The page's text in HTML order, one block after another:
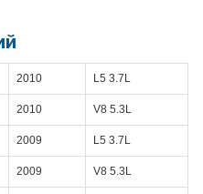
2010 L5 3.7L
2010 V8 5.3L
2009 L5 3.7L
2009 V8 5.3L